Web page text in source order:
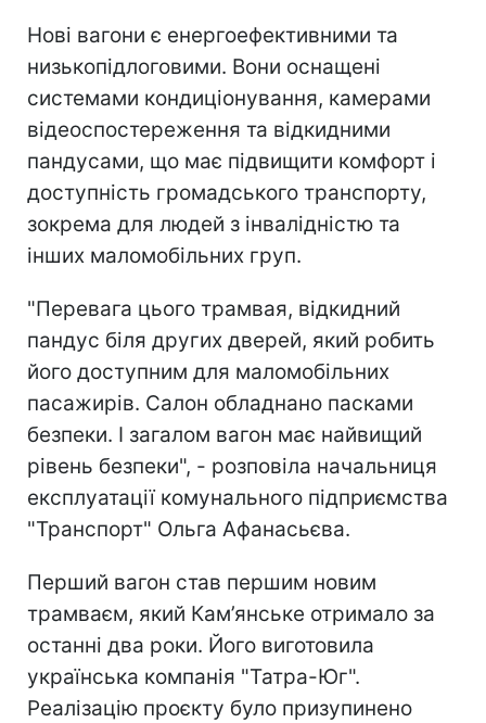
Нові вагони є енергоефективними та
низькопідлоговими. Вони оснащені
системами кондиціонування, камерами
відеоспостереження та відкидними
пандусами, що має підвищити комфорт і
доступність громадського транспорту,
зокрема для людей з інвалідністю та
інших маломобільних груп.
"Перевага цього трамвая, відкидний
пандус біля других дверей, який робить
його доступним для маломобільних
пасажирів. Салон обладнано пасками
безпеки. І загалом вагон має найвищий
рівень безпеки", - розповіла начальниця
експлуатації комунального підприємства
"Транспорт" Ольга Афанасьєва.
Перший вагон став першим новим
трамваєм, який Кам’янське отримало за
останні два роки. Його виготовила
українська компанія "Татра-Юг".
Реалізацію проєкту було призупинено